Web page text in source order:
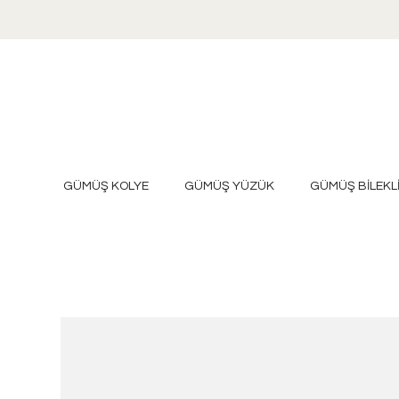
GÜMÜŞ KOLYE GÜMÜŞ YÜZÜK GÜMÜŞ